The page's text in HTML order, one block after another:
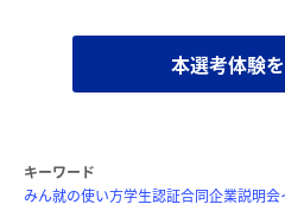
本選考体験
キーワード
みん就の使い方学生認証合同企業説明会